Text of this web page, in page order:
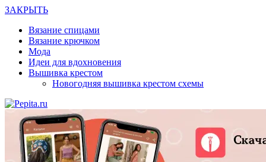
ЗАКРЫТЬ
Вязание спицами
Вязание крючком
Мода
Идеи для вдохновения
Вышивка крестом
Новогодняя вышивка крестом схемы